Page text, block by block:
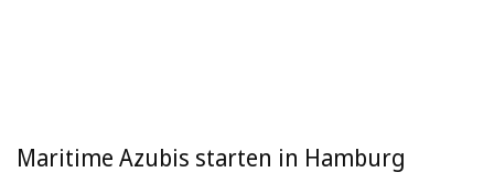
Maritime Azubis starten in Hamburg